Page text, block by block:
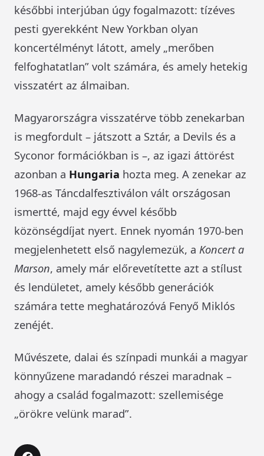
későbbi interjúban úgy fogalmazott: tízéves
pesti gyerekként New Yorkban olyan
koncertélményt látott, amely „merőben
felfoghatatlan” volt számára, és amely hetekig
visszatért az álmaiban.
Magyarországra visszatérve több zenekarban
is megfordult – játszott a Sztár, a Devils és a
Syconor formációkban is –, az igazi áttörést
azonban a Hungaria hozta meg. A zenekar az
1968-as Táncdalfesztiválon vált országosan
ismertté, majd egy évvel később
közönségdíjat nyert. Ennek nyomán 1970-ben
megjelenhetett első nagylemezük, a Koncert a
Marson, amely már előrevetítette azt a stílust
és lendületet, amely később generációk
számára tette meghatározóvá Fenyő Miklós
zenéjét.
Művészete, dalai és színpadi munkái a magyar
könnyűzene maradandó részei maradnak –
ahogy a család fogalmazott: szellemisége
„örökre velünk marad”.